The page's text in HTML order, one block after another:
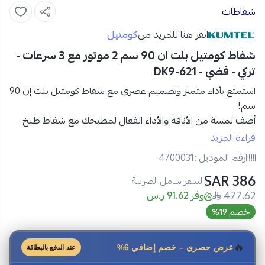
شفاطات
انقر هنا للمزيد منكومتيل
شفاط كومتيل بلت ان 90 سم 2 موتور مع 3 سرعات -
تركي - فضي - DK9-621
استمتع بأداء متميز وتصميم عصري مع شفاط كومتيل بلت إن 90
سم!
أضف لمسة من الأناقة والأداء الفعال لمطبخك مع شفاط طبخ
كومتيل بلت ان 90 سم. يتميز بتصميم عصري من
ستيل
مع زجاج
حماية، مما يجعله إضافة مثالية لأي مطبخ
حديث. بفضلالمحرك القوي وقدرة التهوية العالية
شفط الروائح والدخانبشكل فعال، مما يخلق بيئة مطبخ
ومنعشة.
مواصفات شفاط كومتيل بلت ان 90 سم - 3 سرعات:
المنتج:شفاط بلت ان
الماركة
الموديل : DK9-621
قراءة المزيد
رقم الموديل :4700031
386 SAR السعر شامل الضريبة
477.62 وفر 91.62 ر.س
خصم 19%
🔥 عرض حصري – خصم إضافي 6% عند الدفع بالبطاقة